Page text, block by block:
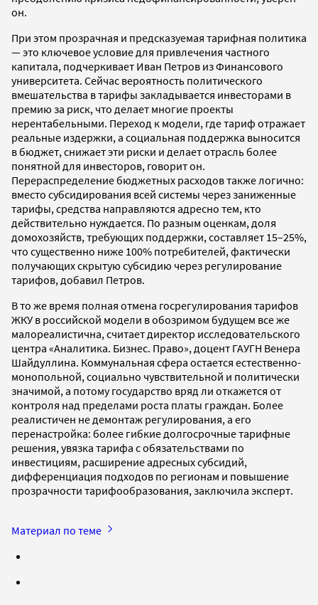
он.
При этом прозрачная и предсказуемая тарифная политика
— это ключевое условие для привлечения частного
капитала, подчеркивает Иван Петров из Финансового
университета. Сейчас вероятность политического
вмешательства в тарифы закладывается инвесторами в
премию за риск, что делает многие проекты
нерентабельными. Переход к модели, где тариф отражает
реальные издержки, а социальная поддержка выносится
в бюджет, снижает эти риски и делает отрасль более
понятной для инвесторов, говорит он.
Перераспределение бюджетных расходов также логично:
вместо субсидирования всей системы через заниженные
тарифы, средства направляются адресно тем, кто
действительно нуждается. По разным оценкам, доля
домохозяйств, требующих поддержки, составляет 15–25%,
что существенно ниже 100% потребителей, фактически
получающих скрытую субсидию через регулирование
тарифов, добавил Петров.
В то же время полная отмена госрегулирования тарифов
ЖКУ в российской модели в обозримом будущем все же
малореалистична, считает директор исследовательского
центра «Аналитика. Бизнес. Право», доцент ГАУГН Венера
Шайдуллина. Коммунальная сфера остается естественно-
монопольной, социально чувствительной и политически
значимой, а потому государство вряд ли откажется от
контроля над пределами роста платы граждан. Более
реалистичен не демонтаж регулирования, а его
перенастройка: более гибкие долгосрочные тарифные
решения, увязка тарифа с обязательствами по
инвестициям, расширение адресных субсидий,
дифференциация подходов по регионам и повышение
прозрачности тарифообразования, заключила эксперт.
Материал по теме